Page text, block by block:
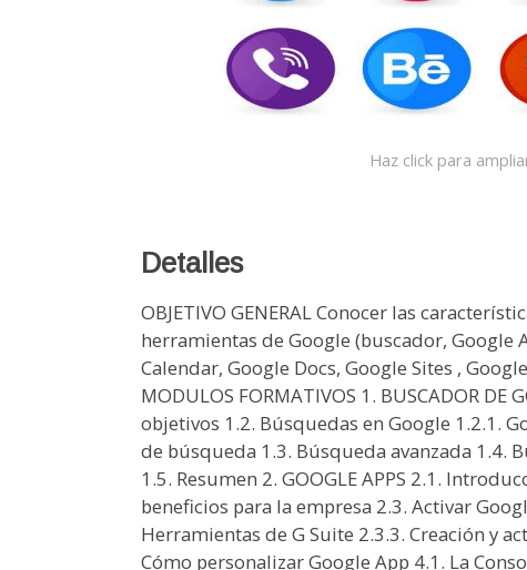
Haz click para
Detalles
OBJETIVO GENERAL Conocer las características principales de las distintas herramientas de Google (buscador, Google Apps, Gmail, Google Drive, Google Calendar, Google Docs, Google Sites , Google Maps, Google Hangouts). MODULOS FORMATIVOS 1. BUSCADOR DE GOOGLE 1.1. Introducción y objetivos 1.2. Búsquedas en Google 1.2.1. Googlebot y PageRank 1.2.2. Sistemas de búsqueda 1.3. Búsqueda avanzada 1.4. Búsqueda avanzada de imágenes 1.5. Resumen 2. GOOGLE APPS 2.1. Introducción y objetivos 2.2. Ventajas y beneficios para la empresa 2.3. Activar Google Apps 2.3.1. Introducción 2.3.2. Herramientas de G Suite 2.3.3. Creación y activación de una cuenta en G Suite 4. Cómo personalizar Google App 4.1. La Consola de Administración 4.2. Ayuda para la configuración 4.3. Personalización de G Suite 4.4. Resumen 3: GMAIL 3.1. Introducción y objetivos 3.2. Servicios que ofrece Gmail para la empresa 3.2.1. Ventajas de Gmail para empresas 3.2.2. Configurar Gmail en G Suite 3.3. Resumen 4: DRIVE 4.1. Introducción y objetivos 4.2. ¿Qué es Google Drive? 4.3. Interface de Google Drive 4.4. Configuración de Google Drive 4.5. Resumen 5. CALENDAR 5.1. Introducción y objetivos 5.2. ¿Qué es Google Calendar? 5.3. Interfaz de Google Calender 5.4. Trabajo y calendario 5.5. Sincronización 5.5.1. Introducción 5.5.2. Sincronización en distintos dispositivos 5.5.3. Solucionar problemas de sincronización con Google Calendar 5.6. Resumen 6: GOOGLE DOCS 6.1. Introducción y objetivos 6.2. Google Docs para la empresa 6.2.1. Introducción 6.2.2. Características 6.2.3. Trabajar con Google Docs sin conexión 6.2.4. Herramientas de Google Docs 6.2.4.1. Ver los cambios de un archivo 6.2.4.2. Buscar y